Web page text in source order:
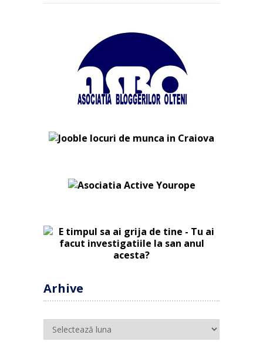
Arhive
Arhive